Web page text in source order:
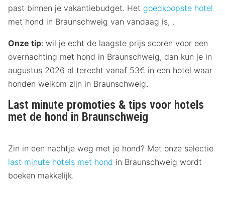
past binnen je vakantiebudget. Het goedkoopste hotel
met hond in Braunschweig van vandaag is, .
Onze tip: wil je echt de laagste prijs scoren voor een
overnachting met hond in Braunschweig, dan kun je in
augustus 2026 al terecht vanaf 53€ in een hotel waar
honden welkom zijn in Braunschweig.
Last minute promoties & tips voor hotels
met de hond in Braunschweig
Zin in een nachtje weg met je hond? Met onze selectie
last minute hotels met hond in Braunschweig wordt
boeken makkelijk.